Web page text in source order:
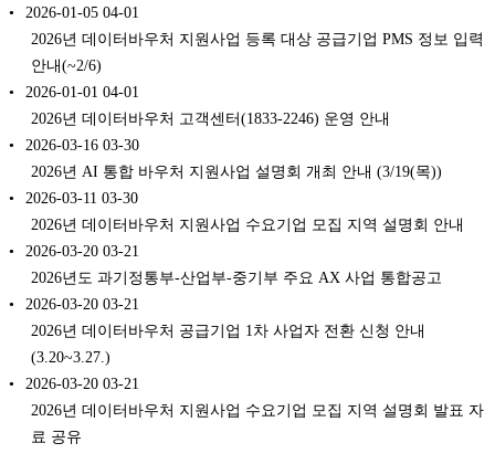
2026-01-05 04-01
2026년 데이터바우처 지원사업 등록 대상 공급기업 PMS 정보 입력
안내(~2/6)
2026-01-01 04-01
2026년 데이터바우처 고객센터(1833-2246) 운영 안내
2026-03-16 03-30
2026년 AI 통합 바우처 지원사업 설명회 개최 안내 (3/19(목))
2026-03-11 03-30
2026년 데이터바우처 지원사업 수요기업 모집 지역 설명회 안내
2026-03-20 03-21
2026년도 과기정통부-산업부-중기부 주요 AX 사업 통합공고
2026-03-20 03-21
2026년 데이터바우처 공급기업 1차 사업자 전환 신청 안내
(3.20~3.27.)
2026-03-20 03-21
2026년 데이터바우처 지원사업 수요기업 모집 지역 설명회 발표 자
료 공유